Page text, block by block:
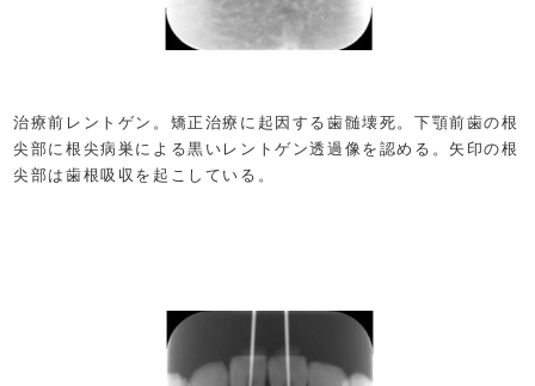
治療前レントゲン。矯正治療に起因する歯髄壊死。下顎前歯の根
尖部に根尖病巣による黒いレントゲン透過像を認める。矢印の根
尖部は歯根吸収を起こしている。